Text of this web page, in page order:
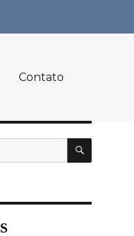
Contato